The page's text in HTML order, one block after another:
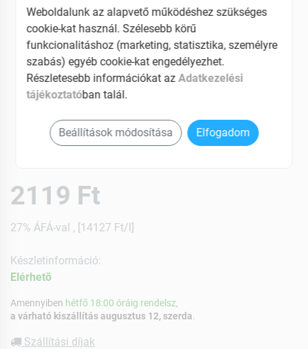
2119 Ft
27% ÁFÁ-val , [14127 Ft/l]
Készletinformáció:
Elérhetõ
Amennyiben hétfő 18:00 óráig rendelsz,
a várható kiszállítás augusztus 12, szerda
Szállítási díjak
Weboldalunk az alapvető működéshez szükséges
cookie-kat használ. Szélesebb körű
funkcionalitáshoz (marketing, statisztika, személyre
szabás) egyéb cookie-kat engedélyezhet.
Részletesebb információkat az Adatkezelési
tájékoztatóban talál.
Beállítások módosítása Elfogadom